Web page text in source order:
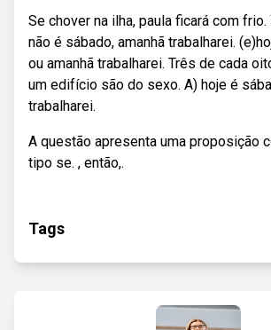
Se chover na ilha, paula ficará com
não é sábado, amanhã trabalharei.
ou amanhã trabalharei. Três de cada
um edifício são do sexo. A) hoje é
trabalharei.
A questão apresenta uma proposição
tipo se. , então,.
Tags